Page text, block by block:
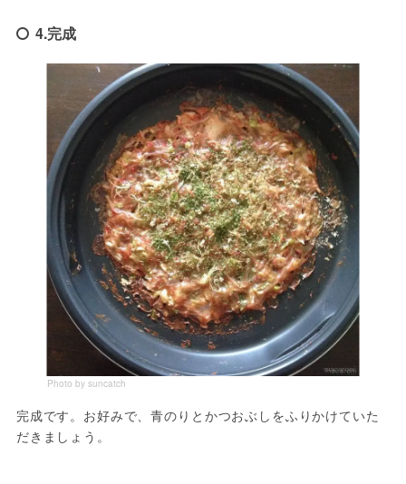
4.完成
Photo by suncatch
完成です。お好みで、青のりとかつおぶしをふりかけていた
だきましょう。